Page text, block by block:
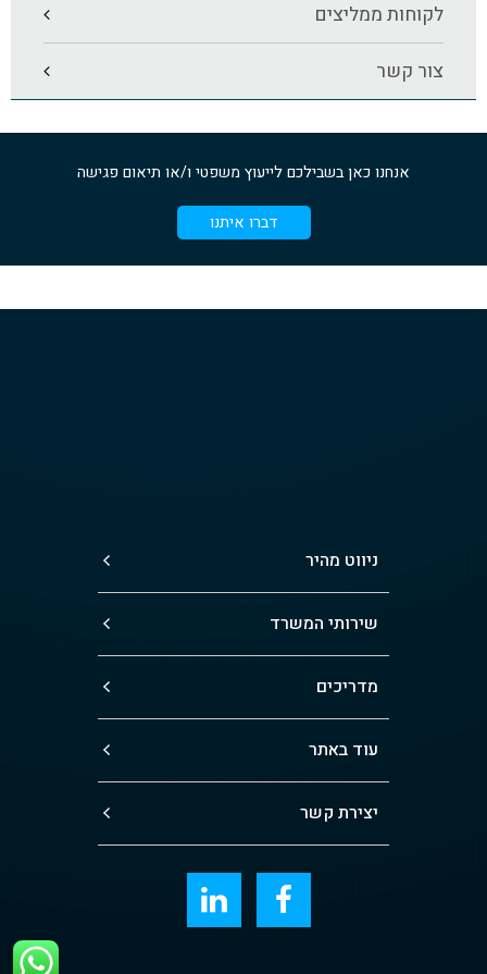
לקוחות ממליצים
צור קשר
אנחנו כאן בשבילכם לייעוץ משפטי ו/או תיאום פגישה
דברו איתנו
ניווט מהיר
שירותי המשרד
מדריכים
עוד באתר
יצירת קשר